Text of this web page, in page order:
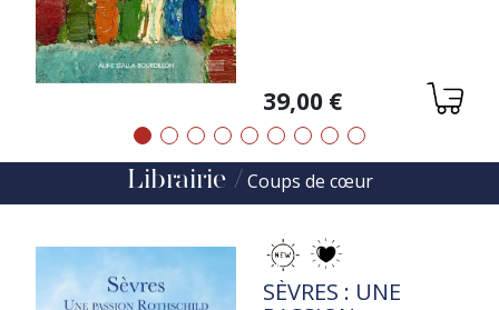
Variations
39,00 €
Précédent
Suivant
Librairie Coups de cœur
TITRE
SÈVRES : UNE